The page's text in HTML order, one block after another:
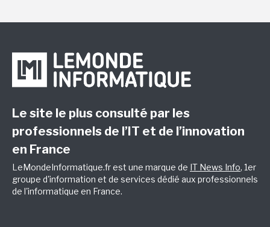
Le site le plus consulté par les
professionnels de l’IT et de l’innovation
en France
LeMondeInformatique.fr est une marque de IT News Info, 1er
groupe d'information et de services dédié aux professionnels
de l'informatique en France.